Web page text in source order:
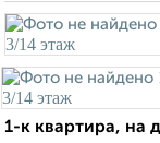
1-к квартира, на